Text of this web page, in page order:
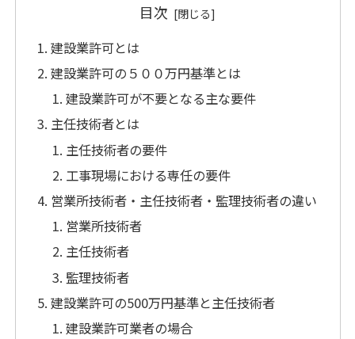
目次
建設業許可とは
建設業許可の５００万円基準とは
建設業許可が不要となる主な要件
主任技術者とは
主任技術者の要件
工事現場における専任の要件
営業所技術者・主任技術者・監理技術者の違い
営業所技術者
主任技術者
監理技術者
建設業許可の500万円基準と主任技術者
建設業許可業者の場合